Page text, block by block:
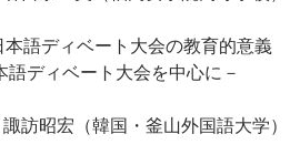
語ディベート大会の教育的意義
語ディベート大会を中心に－
昭宏（韓国・釜山外国語大学）